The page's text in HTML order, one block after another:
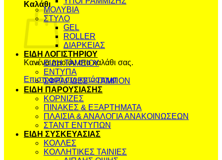
Καλάθι
Κανένα προϊόν στο καλάθι σας.
Επιστροφή στο κατάστημα
ΜΟΛΥΒΙΑ
ΣΤΥΛΟ
GEL
ROLLER
ΔΙΑΡΚΕΙΑΣ
ΕΙΔΗ ΛΟΓΙΣΤΗΡΙΟΥ
ΕΙΔΗ ΤΑΜΕΙΟΥ
ΕΝΤΥΠΑ
ΣΦΡΑΓΙΔΕΣ – ΤΑΜΠΟΝ
ΕΙΔΗ ΠΑΡΟΥΣΙΑΣΗΣ
ΚΟΡΝΙΖΕΣ
ΠΙΝΑΚΕΣ & ΕΞΑΡΤΗΜΑΤΑ
ΠΛΑΙΣΙΑ & ΑΝΑΛΟΓΙΑ ΑΝΑΚΟΙΝΩΣΕΩΝ
ΣΤΑΝΤ ΕΝΤΥΠΩΝ
ΕΙΔΗ ΣΥΣΚΕΥΑΣΙΑΣ
ΚΟΛΛΕΣ
ΚΟΛΛΗΤΙΚΕΣ ΤΑΙΝΙΕΣ